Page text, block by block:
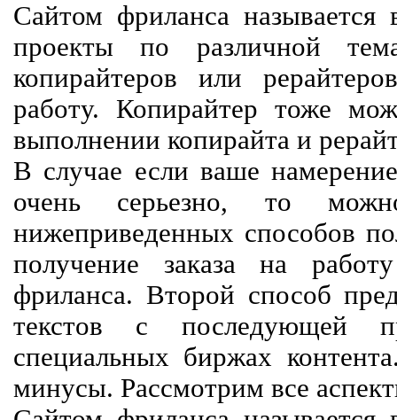
Сайтом фриланса называется
проекты по различной
копирайтеров или
работу. Копирайтер тоже
выполнении копирайта и
В случае если ваше
очень серьезно, то
нижеприведенных способов
получение заказа на
фриланса. Второй способ
текстов с последующей
специальных биржах
минусы. Рассмотрим все